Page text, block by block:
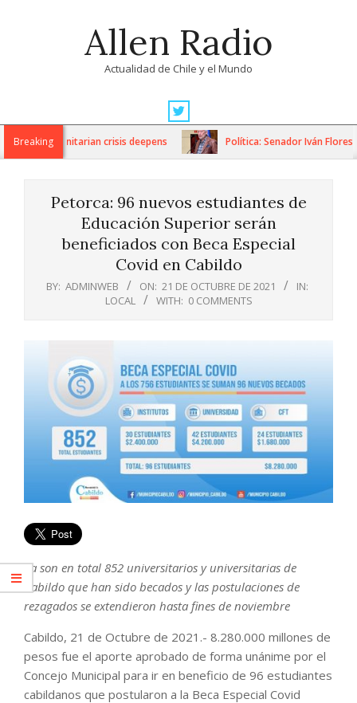
Allen Radio
Actualidad de Chile y el Mundo
Navigation
MenuBreaking
as humanitarian crisis deepens Política: Senador Iván Flores
Petorca: 96 nuevos estudiantes de
Educación Superior serán
beneficiados con Beca Especial
Covid en Cabildo
BY: ADMINWEB ON: 21 DE OCTUBRE DE 2021
IN:
LOCAL
WITH: 0 COMMENTS
Ya son en total 852 universitarios y universitarias de
Cabildo que han sido becados y las postulaciones de
rezagados se extendieron hasta fines de noviembre
Cabildo, 21 de Octubre de 2021.- 8.280.000 millones de
pesos fue el aporte aprobado de forma unánime por el
Concejo Municipal para ir en beneficio de 96 estudiantes
cabildanos que postularon a la Beca Especial Covid